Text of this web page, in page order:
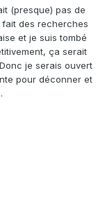
(presque) pas de
des recherches
et je suis tombé
ça serait
je serais ouvert
pour déconner et